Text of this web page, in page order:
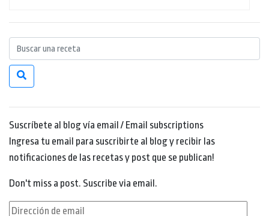
Suscríbete al blog vía email / Email subscriptions
Ingresa tu email para suscribirte al blog y recibir las
notificaciones de las recetas y post que se publican!
Don't miss a post. Suscribe via email.
Dirección